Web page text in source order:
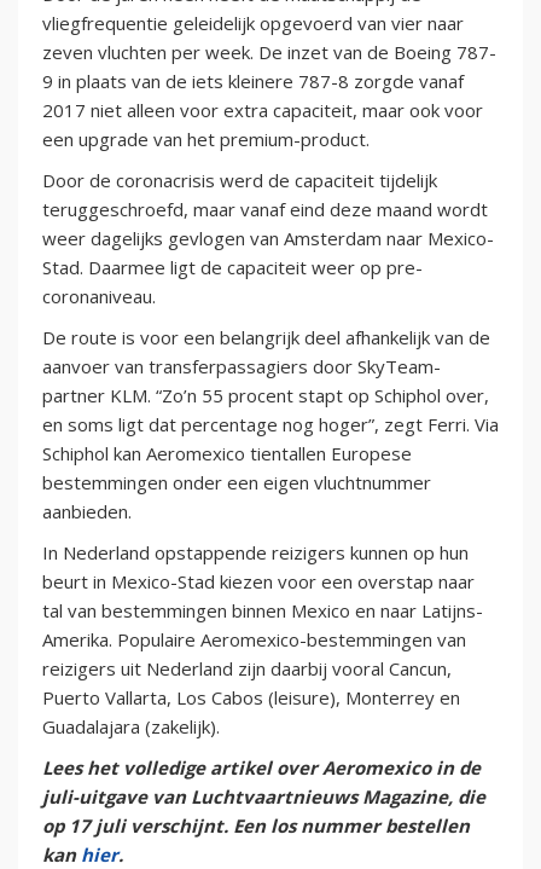
vliegfrequentie geleidelijk opgevoerd van vier naar
zeven vluchten per week. De inzet van de Boeing 787-
9 in plaats van de iets kleinere 787-8 zorgde vanaf
2017 niet alleen voor extra capaciteit, maar ook voor
een upgrade van het premium-product.
Door de coronacrisis werd de capaciteit tijdelijk
teruggeschroefd, maar vanaf eind deze maand wordt
weer dagelijks gevlogen van Amsterdam naar Mexico-
Stad. Daarmee ligt de capaciteit weer op pre-
coronaniveau.
De route is voor een belangrijk deel afhankelijk van de
aanvoer van transferpassagiers door SkyTeam-
partner KLM. “Zo’n 55 procent stapt op Schiphol over,
en soms ligt dat percentage nog hoger”, zegt Ferri. Via
Schiphol kan Aeromexico tientallen Europese
bestemmingen onder een eigen vluchtnummer
aanbieden.
In Nederland opstappende reizigers kunnen op hun
beurt in Mexico-Stad kiezen voor een overstap naar
tal van bestemmingen binnen Mexico en naar Latijns-
Amerika. Populaire Aeromexico-bestemmingen van
reizigers uit Nederland zijn daarbij vooral Cancun,
Puerto Vallarta, Los Cabos (leisure), Monterrey en
Guadalajara (zakelijk).
Lees het volledige artikel over Aeromexico in de
juli-uitgave van Luchtvaartnieuws Magazine, die
op 17 juli verschijnt. Een los nummer bestellen
kan hier.